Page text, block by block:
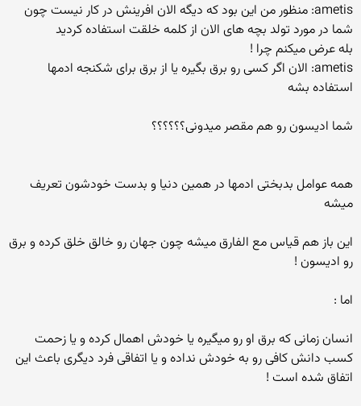
ametis: منظور من این بود که دیگه الان افرینش در کار نیست چون
شما در مورد تولد بچه های الان از کلمه خلقت استفاده کردید
بله عرض میکنم چرا !
ametis: الان اگر کسی رو برق بگیره یا از برق برای شکنجه ادمها
استفاده بشه
شما ادیسون رو هم مقصر میدونی؟؟؟؟؟؟
همه عوامل بدبختی ادمها در همین دنیا و بدست خودشون تعریف
میشه
این باز هم قیاس مع الفارق میشه چون جهان رو خالق خلق کرده و برق
رو ادیسون !
اما :
انسان زمانی که برق او رو میگیره یا خودش اهمال کرده و یا زحمت
کسب دانش کافی رو به خودش نداده و یا اتفاقی فرد دیگری باعث این
اتفاق شده است !